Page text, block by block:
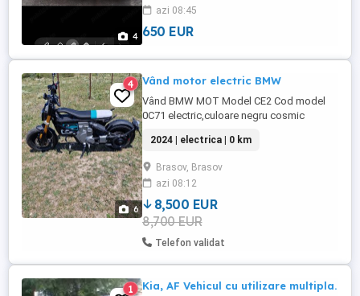
4
azi 08:45
650 EUR
6
4 Vând motor electric BMW
Vând BMW MOT Model CE2 Cod model
0C71 electric,culoare negru cosmic
IA6,,putere cilindrica 11kw,puterea
motorului 15 cp masa max autorizata 312
kg în modul de conducere Flash , cel mai
agresiv dintre cele trei, CE 02 pleacă de pe
loc ca din pușcă și accelerează ...
2024 | electrica | 0 km
Brasov, Brasov
azi 08:12
8,500 EUR
8,700 EUR
Telefon validat
1 Kia, AF Vehicul cu utilizare multipla.